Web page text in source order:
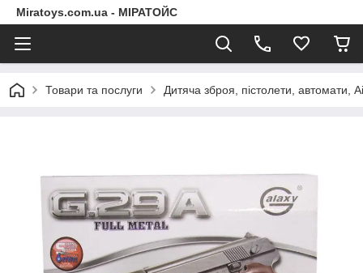
Miratoys.com.ua - МІРАТОЙС
Товари та послуги Дитяча зброя, пістолети, автомати,